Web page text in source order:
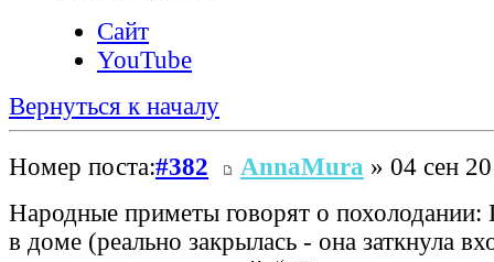
Сайт
YouTube
Вернуться к началу
Номер поста:#382 AnnaMura » 04 сен
Народные приметы говорят о похолодании:
в доме (реально закрылась - она заткнула